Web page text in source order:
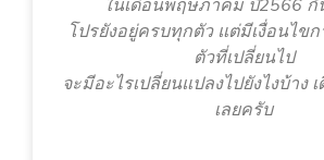
ในเดือนพฤษภาคม ปี2566
โปรยังอยู่ครบทุกตัว แต่มีเงื่อนไข
ตัวที่เปลี่ยนไป
จะมีอะไรเปลี่ยนแปลงไปยังไงบ้าง
เลยครับ